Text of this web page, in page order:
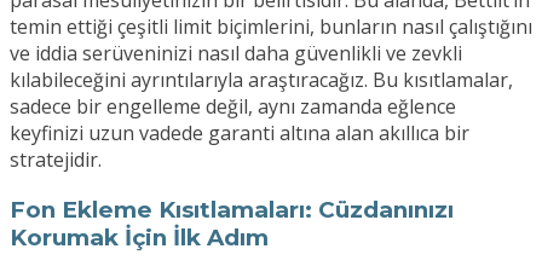
temin ettiği çeşitli limit biçimlerini, bunların nasıl çalıştığını
ve iddia serüveninizi nasıl daha güvenlikli ve zevkli
kılabileceğini ayrıntılarıyla araştıracağız. Bu kısıtlamalar,
sadece bir engelleme değil, aynı zamanda eğlence
keyfinizi uzun vadede garanti altına alan akıllıca bir
stratejidir.
Fon Ekleme Kısıtlamaları: Cüzdanınızı
Korumak İçin İlk Adım